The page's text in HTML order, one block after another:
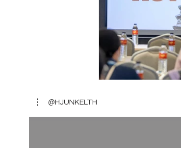
@HJUNKELTH